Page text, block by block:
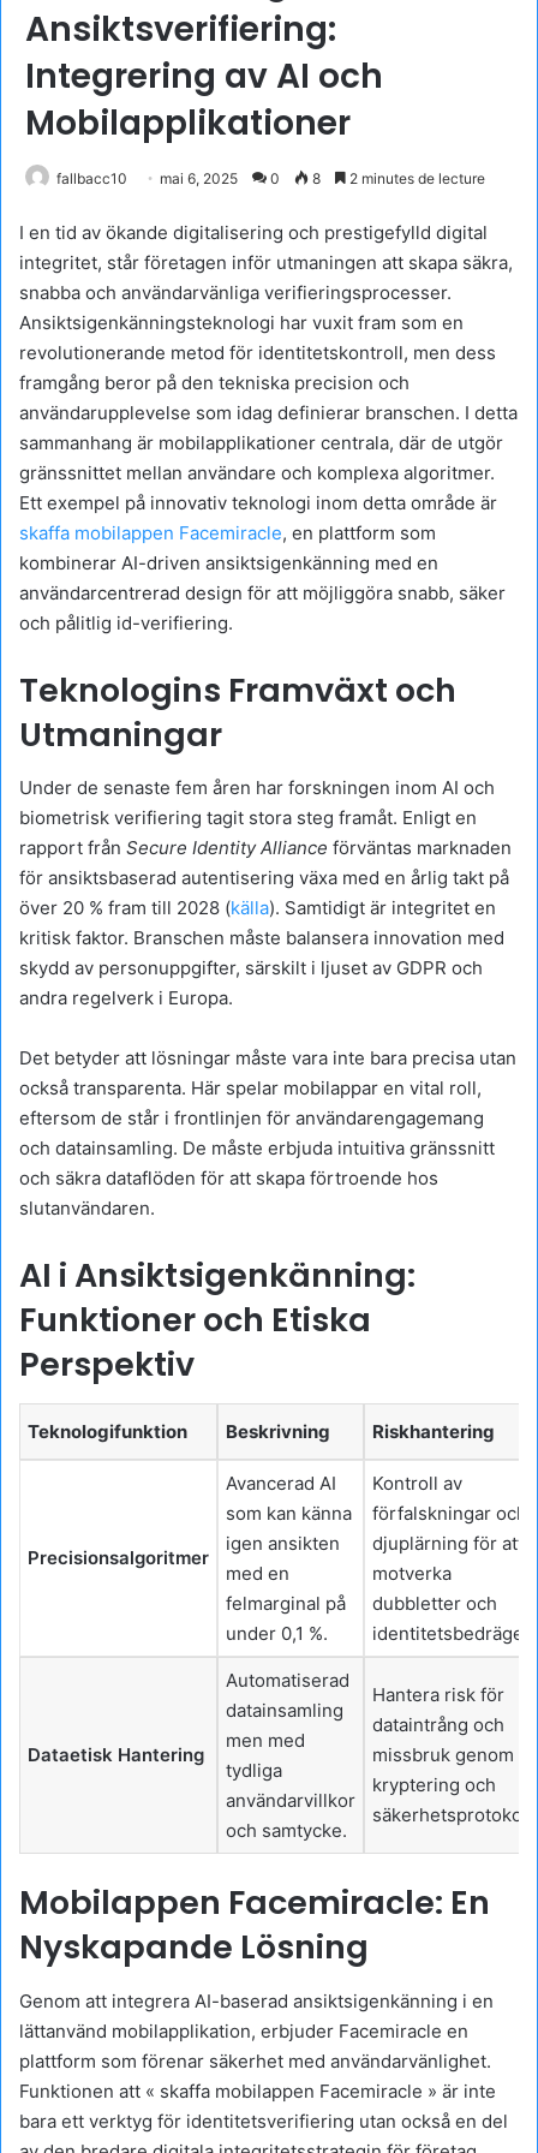
Ansiktsverifiering:
Integrering av AI och
Mobilapplikationer
fallbacc10 mai 6, 2025 0 8 2 minutes de lecture
I en tid av ökande digitalisering och prestigefylld digital
integritet, står företagen inför utmaningen att skapa säkra,
snabba och användarvänliga verifieringsprocesser.
Ansiktsigenkänningsteknologi har vuxit fram som en
revolutionerande metod för identitetskontroll, men dess
framgång beror på den tekniska precision och
användarupplevelse som idag definierar branschen. I detta
sammanhang är mobilapplikationer centrala, där de utgör
gränssnittet mellan användare och komplexa algoritmer.
Ett exempel på innovativ teknologi inom detta område är
skaffa mobilappen Facemiracle, en plattform som
kombinerar AI-driven ansiktsigenkänning med en
användarcentrerad design för att möjliggöra snabb, säker
och pålitlig id-verifiering.
Teknologins Framväxt och
Utmaningar
Under de senaste fem åren har forskningen inom AI och
biometrisk verifiering tagit stora steg framåt. Enligt en
rapport från Secure Identity Alliance förväntas marknaden
för ansiktsbaserad autentisering växa med en årlig takt på
över 20 % fram till 2028 (källa). Samtidigt är integritet en
kritisk faktor. Branschen måste balansera innovation med
skydd av personuppgifter, särskilt i ljuset av GDPR och
andra regelverk i Europa.
Det betyder att lösningar måste vara inte bara precisa utan
också transparenta. Här spelar mobilappar en vital roll,
eftersom de står i frontlinjen för användarengagemang
och datainsamling. De måste erbjuda intuitiva gränssnitt
och säkra dataflöden för att skapa förtroende hos
slutanvändaren.
AI i Ansiktsigenkänning:
Funktioner och Etiska
Perspektiv
Teknologifunktion Beskrivning Riskhantering
Precisionsalgoritmer
Avancerad AI
som kan känna
igen ansikten
med en
felmarginal på
under 0,1 %.
Kontroll av
förfalskningar och
djuplärning för att
motverka
dubbletter och
Dataetisk Hantering
Automatiserad
datainsamling
men med
tydliga
användarvillkor
och samtycke.
Hantera risk för
dataintrång och
missbruk genom
kryptering och
säkerhetsprotokoll.
Mobilappen Facemiracle: En
Nyskapande Lösning
Genom att integrera AI-baserad ansiktsigenkänning i en
lättanvänd mobilapplikation, erbjuder Facemiracle en
plattform som förenar säkerhet med användarvänlighet.
Funktionen att « skaffa mobilappen Facemiracle » är inte
bara ett verktyg för identitetsverifiering utan också en del